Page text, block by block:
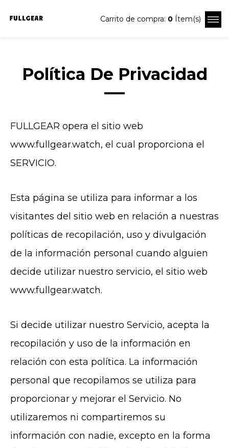
Carrito de compra: 0 Ítem(s)
Política De Privacidad
FULLGEAR opera el sitio web
www.fullgear.watch, el cual proporciona el
SERVICIO.
Esta página se utiliza para informar a los
visitantes del sitio web en relación a nuestras
políticas de recopilación, uso y divulgación
de la información personal cuando alguien
decide utilizar nuestro servicio, el sitio web
www.fullgear.watch.
Si decide utilizar nuestro Servicio, acepta la
recopilación y uso de la información en
relación con esta política. La información
personal que recopilamos se utiliza para
proporcionar y mejorar el Servicio. No
utilizaremos ni compartiremos su
información con nadie, excepto en la forma